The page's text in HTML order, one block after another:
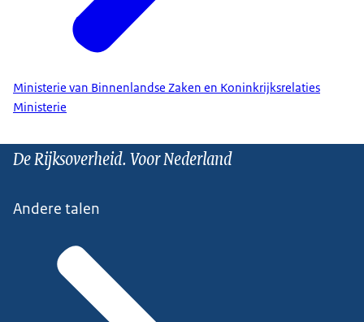
Ministerie van Binnenlandse Zaken en Koninkrijksrelaties
Ministerie
De Rijksoverheid. Voor Nederland
Andere talen